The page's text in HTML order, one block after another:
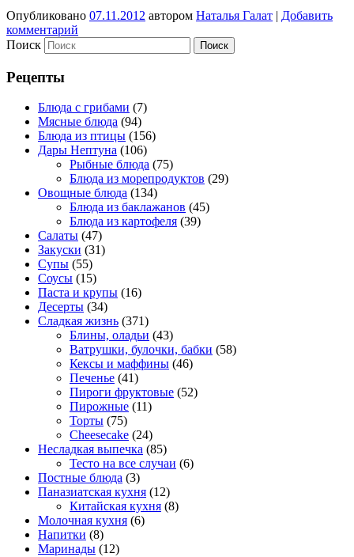
Опубликовано 07.11.2012 автором Наталья Галат | Добавить
комментарий
Поиск
Рецепты
Блюда с грибами (7)
Мясные блюда (94)
Блюда из птицы (156)
Дары Нептуна (106)
Рыбные блюда (75)
Блюда из морепродуктов (29)
Овощные блюда (134)
Блюда из баклажанов (45)
Блюда из картофеля (39)
Салаты (47)
Закуски (31)
Супы (55)
Соусы (15)
Паста и крупы (16)
Десерты (34)
Сладкая жизнь (371)
Блины, оладьи (43)
Ватрушки, булочки, бабки (58)
Кексы и маффины (46)
Печенье (41)
Пироги фруктовые (52)
Пирожные (11)
Торты (75)
Cheesecake (24)
Несладкая выпечка (85)
Тесто на все случаи (6)
Постные блюда (3)
Паназиатская кухня (12)
Китайская кухня (8)
Молочная кухня (6)
Напитки (8)
Маринады (12)